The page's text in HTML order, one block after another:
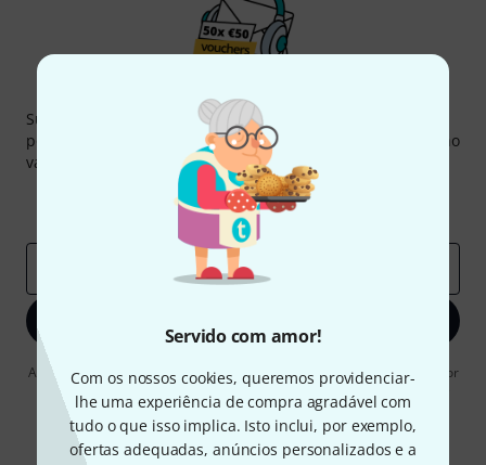
Servido com amor!
Com os nossos cookies, queremos providenciar-
lhe uma experiência de compra agradável com
tudo o que isso implica. Isto inclui, por exemplo,
ofertas adequadas, anúncios personalizados e a
Newsletter Thomann
Subscreva a Newsletter da Thomann em inglês e com um
pouco de sorte você poderá ganhar um dos
no
valor de
Contribuições inspiradoras
Insights da Thomann
Ao clicar em "Inscreva-se agora", concordo em receber publicidade por
e-mail. Posso cancelar a assinatura a qualquer momento. Você pode
encontrar mais informações sobre a newsletter na nossadiretriz de
proteção de dados.
* Requeridos